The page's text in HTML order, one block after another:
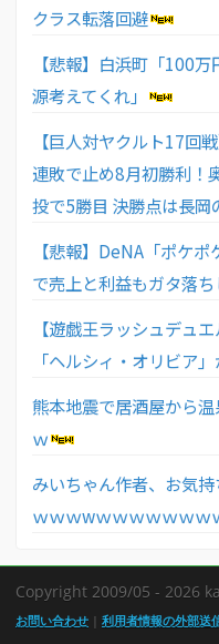
クラス転落回避
【悲報】白浜町「100
源考えてくれ」
【巨人対ヤクルト17回
連敗で止め8月初勝利！
投で5勝目 決勝点は長岡
【悲報】DeNA「ポケ
で売上と利益もガタ落ち
【遊戯王ラッシュデュ
「ヘルシィ・オリビア
熊本地震で居酒屋から
ｗ
みいちゃん作者、お気
ｗｗｗwｗｗｗｗｗｗｗ
Copyright 2009/05 - 2026
お問い合わせ | 利用者情報の外部送